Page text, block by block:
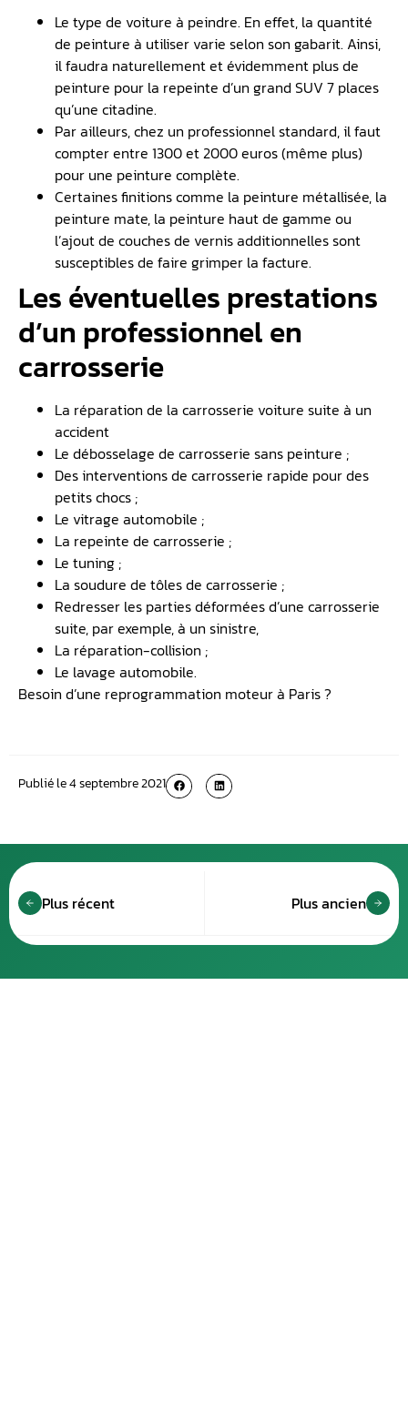
Le type de voiture à peindre. En effet, la quantité
de peinture à utiliser varie selon son gabarit. Ainsi,
il faudra naturellement et évidemment plus de
peinture pour la repeinte d’un grand SUV 7 places
qu’une citadine.
Par ailleurs, chez un professionnel standard, il faut
compter entre 1300 et 2000 euros (même plus)
pour une peinture complète.
Certaines finitions comme la peinture métallisée, la
peinture mate, la peinture haut de gamme ou
l’ajout de couches de vernis additionnelles sont
susceptibles de faire grimper la facture.
Les éventuelles prestations
d’un professionnel en
carrosserie
La réparation de la carrosserie voiture suite à un
accident
Le débosselage de carrosserie sans peinture ;
Des interventions de carrosserie rapide pour des
petits chocs ;
Le vitrage automobile ;
La repeinte de carrosserie ;
Le tuning ;
La soudure de tôles de carrosserie ;
Redresser les parties déformées d’une carrosserie
suite, par exemple, à un sinistre,
La réparation-collision ;
Le lavage automobile.
Besoin d’une reprogrammation moteur à Paris ?
Publié le4 septembre 2021
Plus récent Plus ancien